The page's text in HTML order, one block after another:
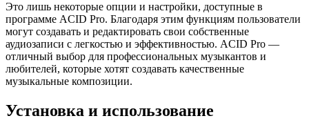
Это лишь некоторые опции и настройки, доступные в
программе ACID Pro. Благодаря этим функциям пользователи
могут создавать и редактировать свои собственные
аудиозаписи с легкостью и эффективностью. ACID Pro —
отличный выбор для профессиональных музыкантов и
любителей, которые хотят создавать качественные
музыкальные композиции.
Установка и использование